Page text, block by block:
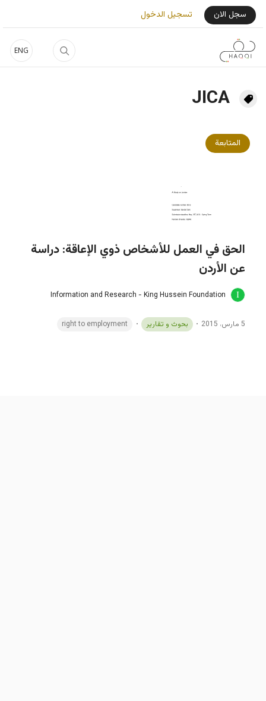
تجاوز إلى المحتوى الرئيسي
ENG
User Login Menu
سجل الان تسجيل الدخول
JICA
المتابعة
الحق في العمل للأشخاص ذوي الإعاقة: دراسة
عن الأردن
Information and Research - King Hussein Foundation
5 مارس، 2015 بحوث و تقارير right to employment